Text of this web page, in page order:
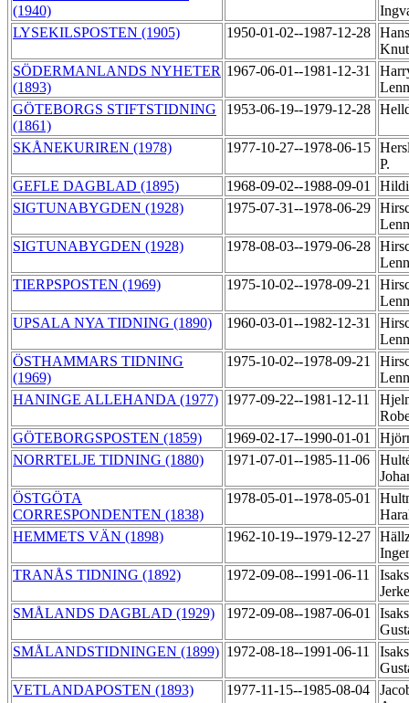
(1940)
LYSEKILSPOSTEN (1905)
1950-01-02--1987-12-28
SÖDERMANLANDS NYHETER
(1893)
1967-06-01--1981-12-31
GÖTEBORGS STIFTSTIDNING
(1861)
1953-06-19--1979-12-28
SKÅNEKURIREN (1978) 1977-10-27--1978-06-15
P.
GEFLE DAGBLAD (1895)
1968-09-02--1988-09-01
SIGTUNABYGDEN (1928)
1975-07-31--1978-06-29
SIGTUNABYGDEN (1928)
1978-08-03--1979-06-28
TIERPSPOSTEN (1969)
1975-10-02--1978-09-21
UPSALA NYA TIDNING (1890)
1960-03-01--1982-12-31
ÖSTHAMMARS TIDNING
(1969)
1975-10-02--1978-09-21
HANINGE ALLEHANDA (1977) 1977-09-22--1981-12-11
GÖTEBORGSPOSTEN (1859)
1969-02-17--1990-01-01
NORRTELJE TIDNING (1880)
1971-07-01--1985-11-06
ÖSTGÖTA
CORRESPONDENTEN (1838)
1978-05-01--1978-05-01
HEMMETS VÄN (1898)
1962-10-19--1979-12-27
TRANÅS TIDNING (1892)
1972-09-08--1991-06-11
SMÅLANDS DAGBLAD (1929)
1972-09-08--1987-06-01
SMÅLANDSTIDNINGEN (1899) 1972-08-18--1991-06-11
VETLANDAPOSTEN (1893)
1977-11-15--1985-08-04